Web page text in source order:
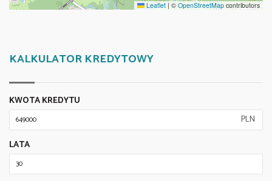
Leaflet | © OpenStreetMap contributors
KALKULATOR KREDYTOWY
KWOTA KREDYTU
PLN
LATA